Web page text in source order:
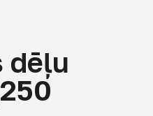
dēļu